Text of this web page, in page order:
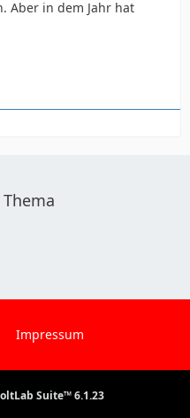
Aber in dem Jahr hat
Impressum
Suite™ 6.1.23